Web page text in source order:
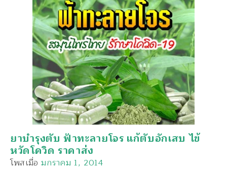
ยาบำรุงตับ ฟ้าทะลายโจร แก้ตับอักเสบ ไข้
หวัดโควิด ราคาส่ง
โพสเมื่อ มกราคม 1, 2014